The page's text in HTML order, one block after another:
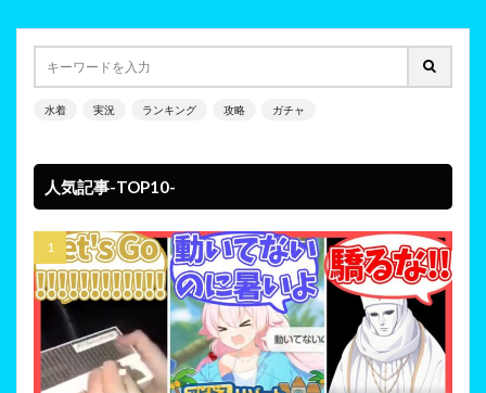
水着 実況 ランキング 攻略 ガチャ
人気記事-TOP10-